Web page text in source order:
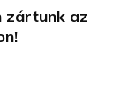
zártunk az